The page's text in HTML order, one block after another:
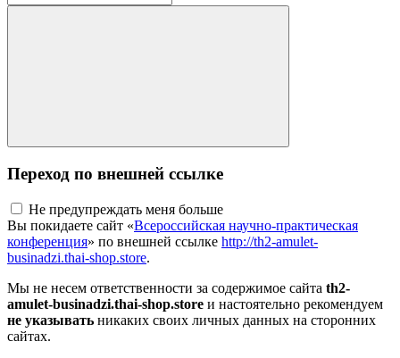
Переход по внешней ссылке
Не предупреждать меня больше
Вы покидаете сайт «Всероссийская научно-практическая
конференция» по внешней ссылке http://th2-amulet-
businadzi.thai-shop.store.
Мы не несем ответственности за содержимое сайта th2-
amulet-businadzi.thai-shop.store и настоятельно рекомендуем
не указывать никаких своих личных данных на сторонних
сайтах.